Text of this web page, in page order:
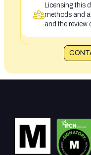
Licensing this
methods and
and the review